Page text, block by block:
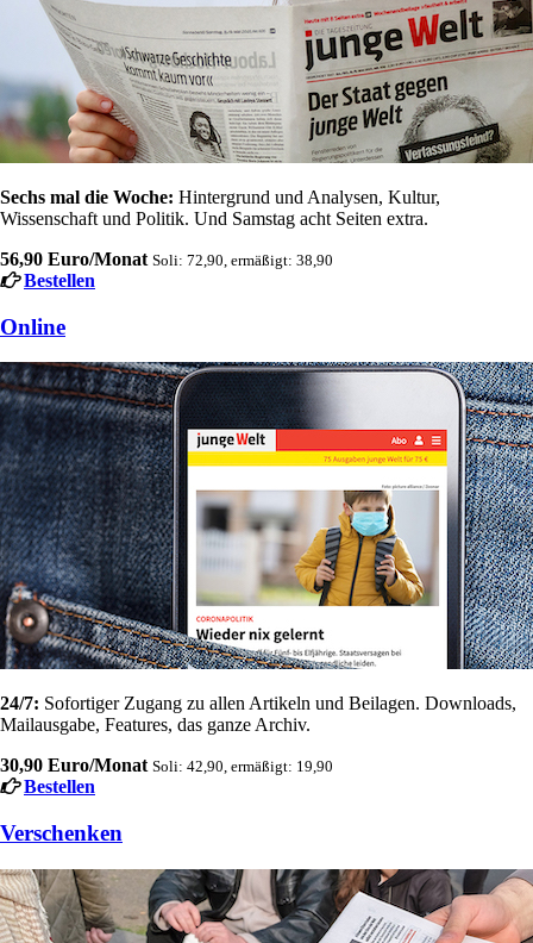
Sechs mal die Woche: Hintergrund und Analysen, Kultur,
Wissenschaft und Politik. Und Samstag acht Seiten extra.
56,90 Euro/Monat Soli: 72,90, ermäßigt: 38,90
Bestellen
Online
24/7: Sofortiger Zugang zu allen Artikeln und Beilagen. Downloads,
Mailausgabe, Features, das ganze Archiv.
30,90 Euro/Monat Soli: 42,90, ermäßigt: 19,90
Bestellen
Verschenken